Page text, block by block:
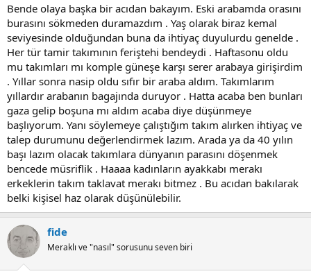
Bende olaya başka bir acıdan bakayım. Eski arabamda orasını
burasını sökmeden duramazdım . Yaş olarak biraz kemal
seviyesinde olduğundan buna da ihtiyaç duyulurdu genelde .
Her tür tamir takımının feriştehi bendeydi . Haftasonu oldu
mu takımları mı komple güneşe karşı serer arabaya girişirdim
. Yıllar sonra nasip oldu sıfır bir araba aldım. Takımlarım
yıllardır arabanın bagajında duruyor . Hatta acaba ben bunları
gaza gelip boşuna mı aldım acaba diye düşünmeye
başlıyorum. Yanı söylemeye çalıştığım takım alırken ihtiyaç ve
talep durumunu değerlendirmek lazım. Arada ya da 40 yılın
başı lazım olacak takımlara dünyanın parasını döşenmek
bencede müsriflik . Haaaa kadınların ayakkabı merakı
erkeklerin takım taklavat merakı bitmez . Bu acıdan bakılarak
belki kişisel haz olarak düşünülebilir.
fide
Meraklı ve "nasıl" sorusunu seven biri